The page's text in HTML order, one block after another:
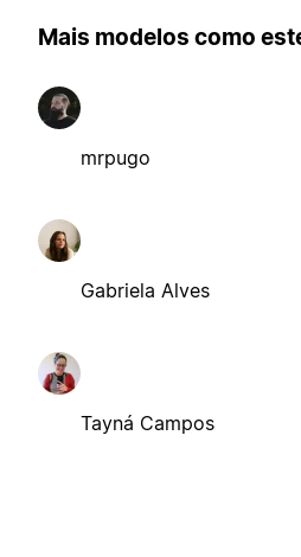
Mais modelos como
mrpugo
Gabriela Alves
Tayná Campos